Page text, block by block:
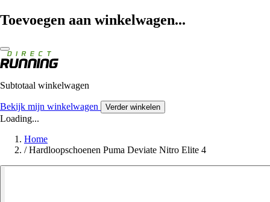
Toevoegen aan winkelwagen...
Subtotaal winkelwagen
Bekijk mijn winkelwagen Verder winkelen
Loading...
Home
/ Hardloopschoenen Puma Deviate Nitro Elite 4